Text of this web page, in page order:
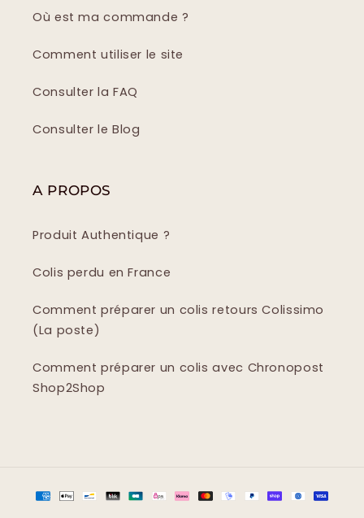
Où est ma commande ?
Comment utiliser le site
Consulter la FAQ
Consulter le Blog
A PROPOS
Produit Authentique ?
Colis perdu en France
Comment préparer un colis retours Colissimo
(La poste)
Comment préparer un colis avec Chronopost
Shop2Shop
Moyens